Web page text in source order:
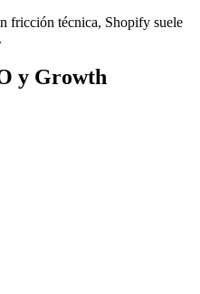
fricción técnica, Shopify suele
y Growth